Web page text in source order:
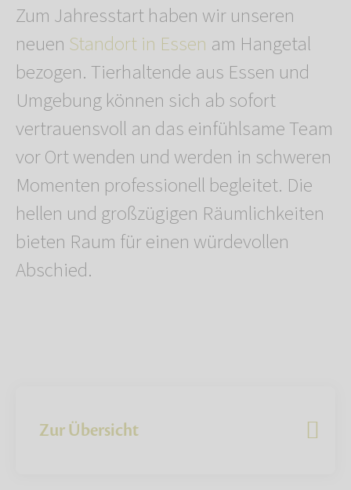
Zum Jahresstart haben wir unseren
neuen Standort in Essen am Hangetal
bezogen. Tierhaltende aus Essen und
Umgebung können sich ab sofort
vertrauensvoll an das einfühlsame Team
vor Ort wenden und werden in schweren
Momenten professionell begleitet. Die
hellen und großzügigen Räumlichkeiten
bieten Raum für einen würdevollen
Abschied.
Zur Übersicht